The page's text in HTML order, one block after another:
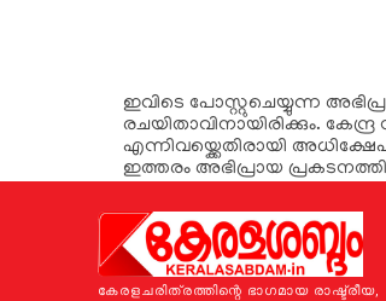
ഇവിടെ പോസ്റ്റുചെയ്യുന്ന
രചയിതാവിനായിരിക്കും.
എന്നിവയ്ക്കെതിരായി
ഇത്തരം അഭിപ്രായ
കേരളചരിത്രത്തിന്റെ ഭാഗമായ രാഷ്ട്രീയ,